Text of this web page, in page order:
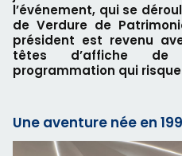
l’événement, qui se
de Verdure de
président est revenu
têtes d’affiche
programmation qui
Une aventure née en